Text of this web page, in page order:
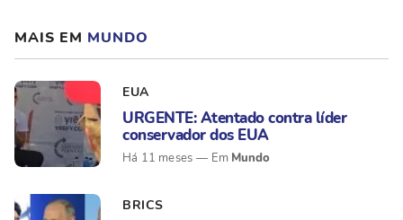
MAIS EM MUNDO
EUA
URGENTE: Atentado contra líder
conservador dos EUA
Há 11 meses Mundo
BRICS